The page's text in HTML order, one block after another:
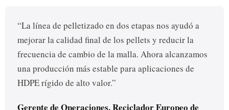
“La línea de pelletizado en dos etapas nos ayudó a
mejorar la calidad final de los pellets y reducir la
frecuencia de cambio de la malla. Ahora alcanzamos
una producción más estable para aplicaciones de
HDPE rígido de alto valor.”
Gerente de Operaciones, Reciclador Europeo de